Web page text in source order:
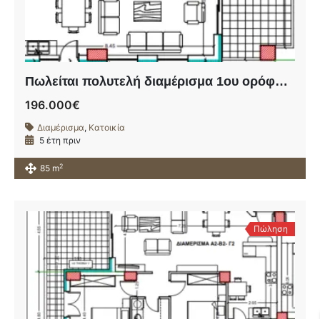
Πωλείται πολυτελή διαμέρισμα 1ου ορόφου σε υπό ανέγερση οικοδομή πλησίον της οδού Ηρώων Πολυτεχνείου.
196.000€
Διαμέρισμα, Κατοικία
5 έτη πριν
85 m2
Πώληση